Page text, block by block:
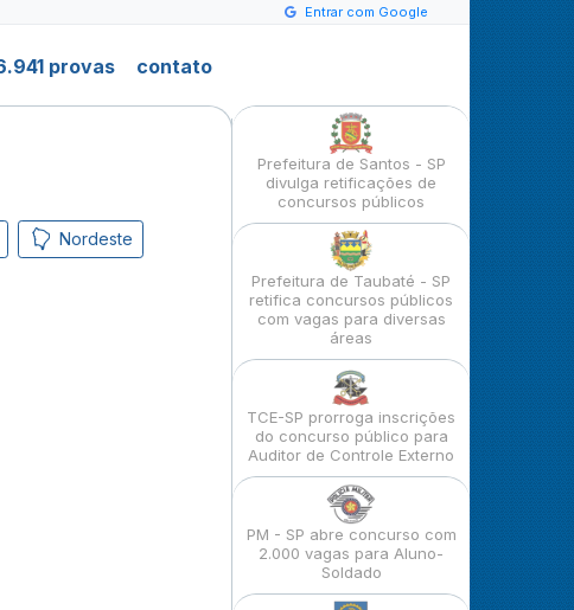
Entrar com Google
provas contato
Nordeste
Prefeitura de Santos - SP
divulga retificações de
concursos públicos
Prefeitura de Taubaté - SP
retifica concursos públicos
com vagas para diversas
áreas
TCE-SP prorroga inscrições
do concurso público para
Auditor de Controle Externo
PM - SP abre concurso com
2.000 vagas para Aluno-
Soldado